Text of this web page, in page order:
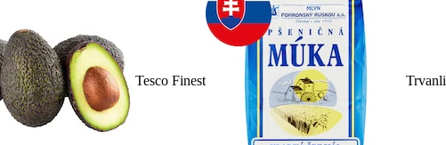
Tesco Finest